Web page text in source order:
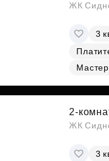
ЖК
3
2-
ЖК
3